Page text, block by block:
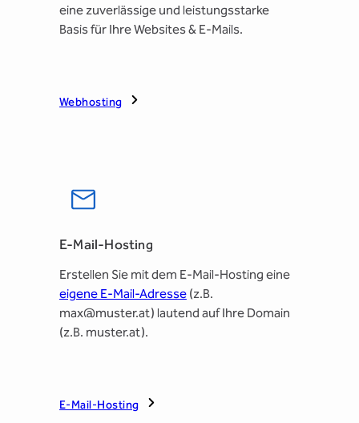
eine zuverlässige und leistungsstarke
Basis für Ihre Websites & E-Mails.
Webhosting
E-Mail-Hosting
Erstellen Sie mit dem E-Mail-Hosting eine
eigene E-Mail-Adresse(z.B.
max@muster.at) lautend auf Ihre Domain
(z.B. muster.at).
E-Mail-Hosting